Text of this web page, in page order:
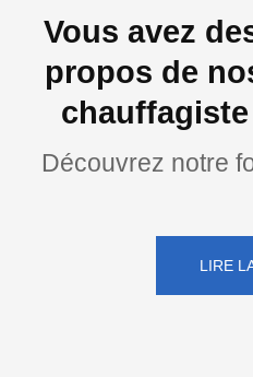
Vous avez
propos de
Découvrez notre
LIRE